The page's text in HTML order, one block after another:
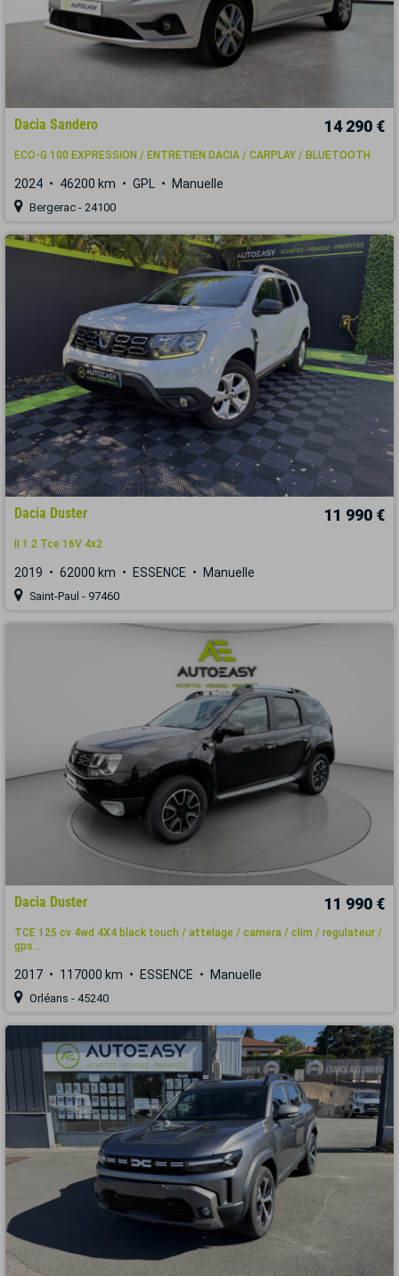
Dacia Sandero 14 290 €
ECO-G 100 EXPRESSION / ENTRETIEN DACIA / CARPLAY / BLUETOOTH
2024 46200 km GPL Manuelle
Bergerac - 24100
Dacia Duster 11 990 €
II 1.2 Tce 16V 4x2
2019 62000 km ESSENCE Manuelle
Saint-Paul - 97460
Dacia Duster 11 990 €
TCE 125 cv 4wd 4X4 black touch / attelage / camera / clim / regulateur /
gps...
2017 117000 km ESSENCE Manuelle
Orléans - 45240